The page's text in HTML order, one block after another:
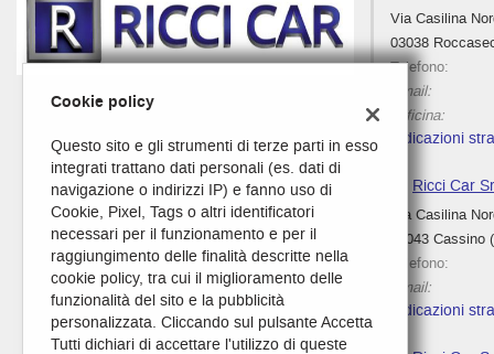
Via Casilina
03038
Telefono:
Email:
Officina:
Indicazioni
Ricci Car
Via Casilina
03043 Cassino
Telefono:
Email:
Indicazioni
Cookie policy
Questo sito e gli strumenti di terze parti in esso
integrati trattano dati personali (es. dati di
navigazione o indirizzi IP) e fanno uso di
Cookie, Pixel, Tags o altri identificatori
necessari per il funzionamento e per il
raggiungimento delle finalità descritte nella
cookie policy, tra cui il miglioramento delle
funzionalità del sito e la pubblicità
personalizzata. Cliccando sul pulsante Accetta
Tutti dichiari di accettare l'utilizzo di queste